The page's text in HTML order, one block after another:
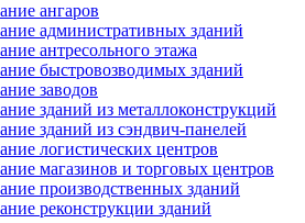
ангаров
административных зданий
антресольного этажа
быстровозводимых зданий
заводов
зданий из металлоконструкций
зданий из сэндвич-панелей
логистических центров
магазинов и торговых центров
производственных зданий
реконструкции зданий